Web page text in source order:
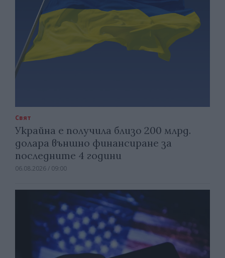
Свят
Украйна е получила близо 200 млрд.
долара външно финансиране за
последните 4 години
06.08.2026 / 09:00